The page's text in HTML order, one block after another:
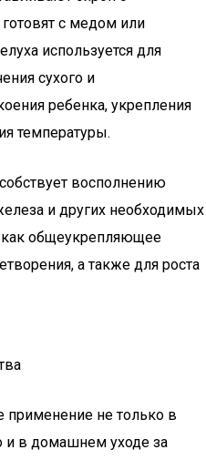
с медом или
используется для
сухого и
ребенка, укрепления
температуры.
восполнению
и других необходимых
как общеукрепляющее
а также для роста
применение не только в
и в домашнем уходе за